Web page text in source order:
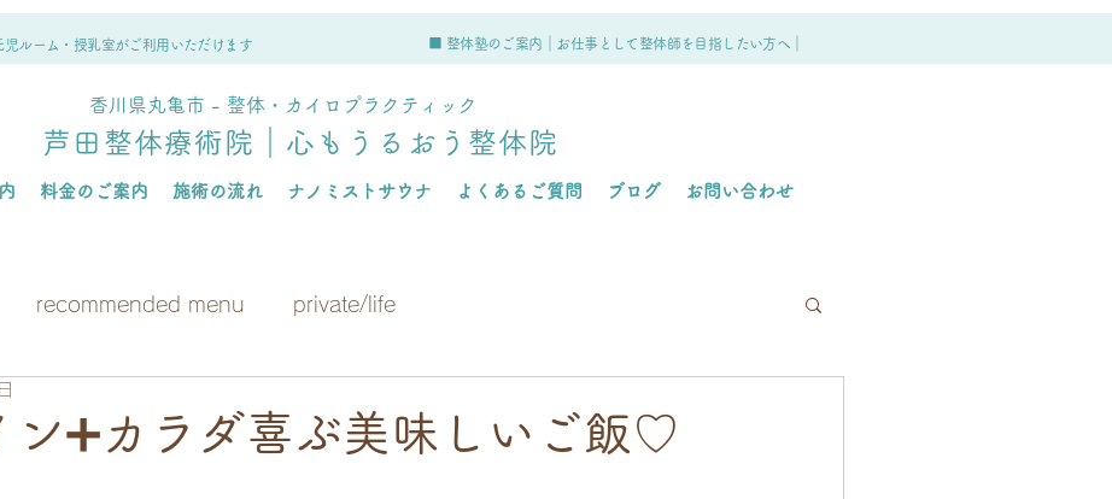
お仕事として整体師を目指したい方へ｜
■ 整体塾のご案内｜
児ルーム・授乳室がご利用いただけます
香川県丸亀市 - 整体・カイロプラクティック
芦田整体療術院｜心もうるおう整体院
料金のご案内 施術の流れ ナノミストサウナ よくあるご質問 ブログ お問い合わせ
recommended menu private/life
➕カラダ喜ぶ美味しいご飯♡